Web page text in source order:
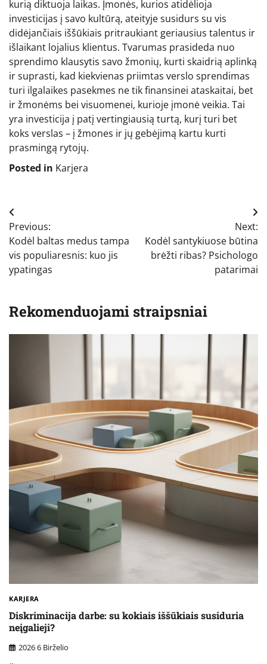
kurią diktuoja laikas. Įmonės, kurios atidėlioja
investicijas į savo kultūrą, ateityje susidurs su vis
didėjančiais iššūkiais pritraukiant geriausius talentus ir
išlaikant lojalius klientus. Tvarumas prasideda nuo
sprendimo klausytis savo žmonių, kurti skaidrią aplinką
ir suprasti, kad kiekvienas priimtas verslo sprendimas
turi ilgalaikes pasekmes ne tik finansinei ataskaitai, bet
ir žmonėms bei visuomenei, kurioje įmonė veikia. Tai
yra investicija į patį vertingiausią turtą, kurį turi bet
koks verslas – į žmones ir jų gebėjimą kartu kurti
prasmingą rytojų.
Posted in Karjera
Navigacija
tarp
įrašų
Previous:
Kodėl baltas medus tampa
vis populiaresnis: kuo jis
ypatingas
Next:
Kodėl santykiuose būtina
brėžti ribas? Psichologo
patarimai
Rekomenduojami straipsniai
KARJERA
Diskriminacija darbe: su kokiais iššūkiais susiduria
neįgalieji?
2026 6 Birželio